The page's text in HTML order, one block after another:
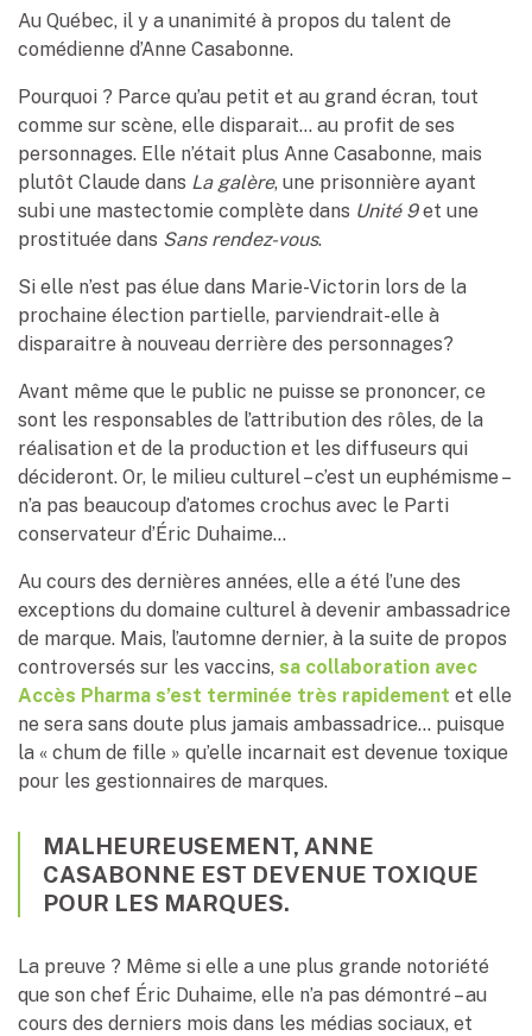
Au Québec, il y a unanimité à propos du talent de
comédienne d’Anne Casabonne.
Pourquoi ? Parce qu’au petit et au grand écran, tout
comme sur scène, elle disparait… au profit de ses
personnages. Elle n’était plus Anne Casabonne, mais
plutôt Claude dans La galère, une prisonnière ayant
subi une mastectomie complète dans Unité 9et une
prostituée dans Sans rendez-vous.
Si elle n’est pas élue dans Marie-Victorin lors de la
prochaine élection partielle, parviendrait-elle à
disparaitre à nouveau derrière des personnages?
Avant même que le public ne puisse se prononcer, ce
sont les responsables de l’attribution des rôles, de la
réalisation et de la production et les diffuseurs qui
décideront. Or, le milieu culturel – c’est un euphémisme –
n’a pas beaucoup d’atomes crochus avec le Parti
conservateur d’Éric Duhaime…
Au cours des dernières années, elle a été l’une des
exceptions du domaine culturel à devenir ambassadrice
de marque. Mais, l’automne dernier, à la suite de propos
controversés sur les vaccins, sa collaboration avec
Accès Pharma s’est terminée très rapidement et elle
ne sera sans doute plus jamais ambassadrice… puisque
la « chum de fille » qu’elle incarnait est devenue toxique
pour les gestionnaires de marques.
MALHEUREUSEMENT, ANNE
CASABONNE EST DEVENUE TOXIQUE
POUR LES MARQUES.
La preuve ? Même si elle a une plus grande notoriété
que son chef Éric Duhaime, elle n’a pas démontré – au
cours des derniers mois dans les médias sociaux, et